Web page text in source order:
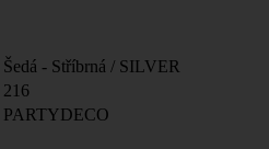
Šedá - Stříbrná / SILVER
216
PARTYDECO